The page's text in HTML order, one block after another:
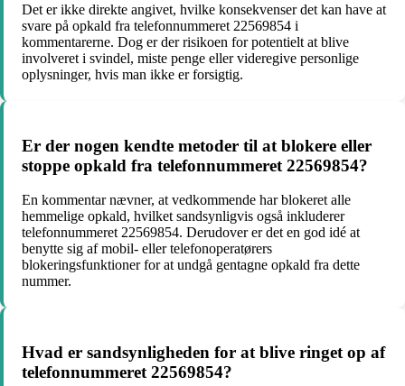
Det er ikke direkte angivet, hvilke konsekvenser det kan have at
svare på opkald fra telefonnummeret 22569854 i
kommentarerne. Dog er der risikoen for potentielt at blive
involveret i svindel, miste penge eller videregive personlige
oplysninger, hvis man ikke er forsigtig.
Er der nogen kendte metoder til at blokere eller
stoppe opkald fra telefonnummeret 22569854?
En kommentar nævner, at vedkommende har blokeret alle
hemmelige opkald, hvilket sandsynligvis også inkluderer
telefonnummeret 22569854. Derudover er det en god idé at
benytte sig af mobil- eller telefonoperatørers
blokeringsfunktioner for at undgå gentagne opkald fra dette
nummer.
Hvad er sandsynligheden for at blive ringet op af
telefonnummeret 22569854?